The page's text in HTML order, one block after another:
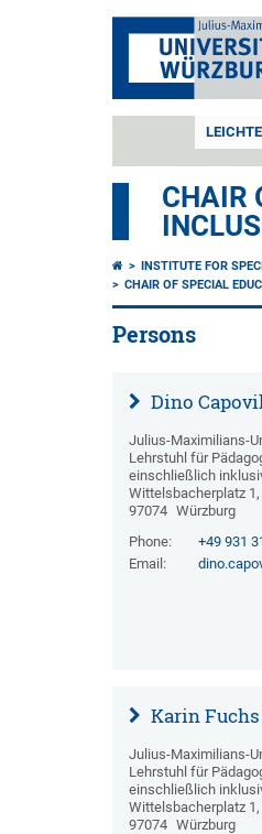
CHAIR
INSTITUTE FOR
CHAIR OF SPECIAL
Persons
Dino
Julius-Maximilians-
Lehrstuhl für
einschließlich
Wittelsbacherplatz 1,
97074 Würzburg
Phone:
+49 931
Email:
Karin Fuchs
Julius-Maximilians-
Lehrstuhl für
einschließlich
Wittelsbacherplatz 1,
97074 Würzburg